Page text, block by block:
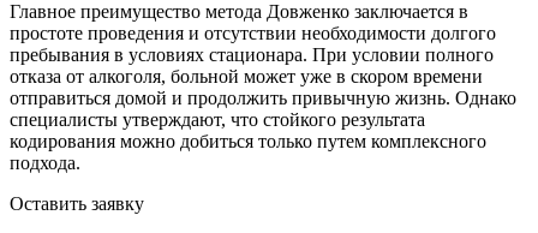
Главное преимущество метода Довженко заключается в
простоте проведения и отсутствии необходимости долгого
пребывания в условиях стационара. При условии полного
отказа от алкоголя, больной может уже в скором времени
отправиться домой и продолжить привычную жизнь. Однако
специалисты утверждают, что стойкого результата
кодирования можно добиться только путем комплексного
подхода.
Оставить заявку